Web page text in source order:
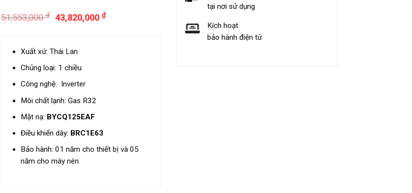
51,553,000₫ 43,820,000₫
Xuất xứ: Thái Lan
Chủng loại: 1 chiều
Công nghệ: Inverter
Môi chất lạnh: Gas R32
Mặt nạ: BYCQ125EAF
Điều khiển dây: BRC1E63
Bảo hành: 01 năm cho thiết bị và 05
năm cho máy nén
tại nơi sử dụng
Kích hoạt
bảo hành điện tử